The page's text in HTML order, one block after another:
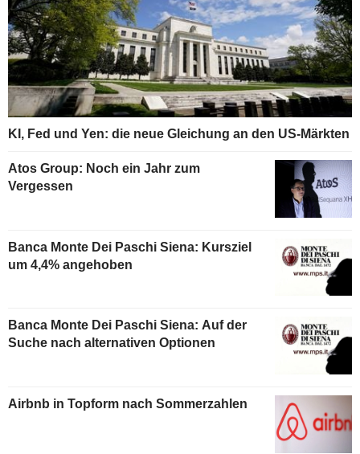
KI, Fed und Yen: die neue Gleichung an den US-Märkten
Atos Group: Noch ein Jahr zum
Vergessen
Banca Monte Dei Paschi Siena: Kursziel
um 4,4% angehoben
Banca Monte Dei Paschi Siena: Auf der
Suche nach alternativen Optionen
Airbnb in Topform nach Sommerzahlen